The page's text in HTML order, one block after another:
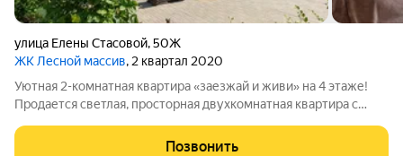
улица Елены Стасовой,50Ж
ЖК Лесной массив, 2 квартал 2020
Уютная 2-комнатная квартира «заезжай и живи» на 4 этаже!
Продается светлая, просторная двухкомнатная квартира с
семейной пары или семьи с ребенком. Преимущества
Позвонить